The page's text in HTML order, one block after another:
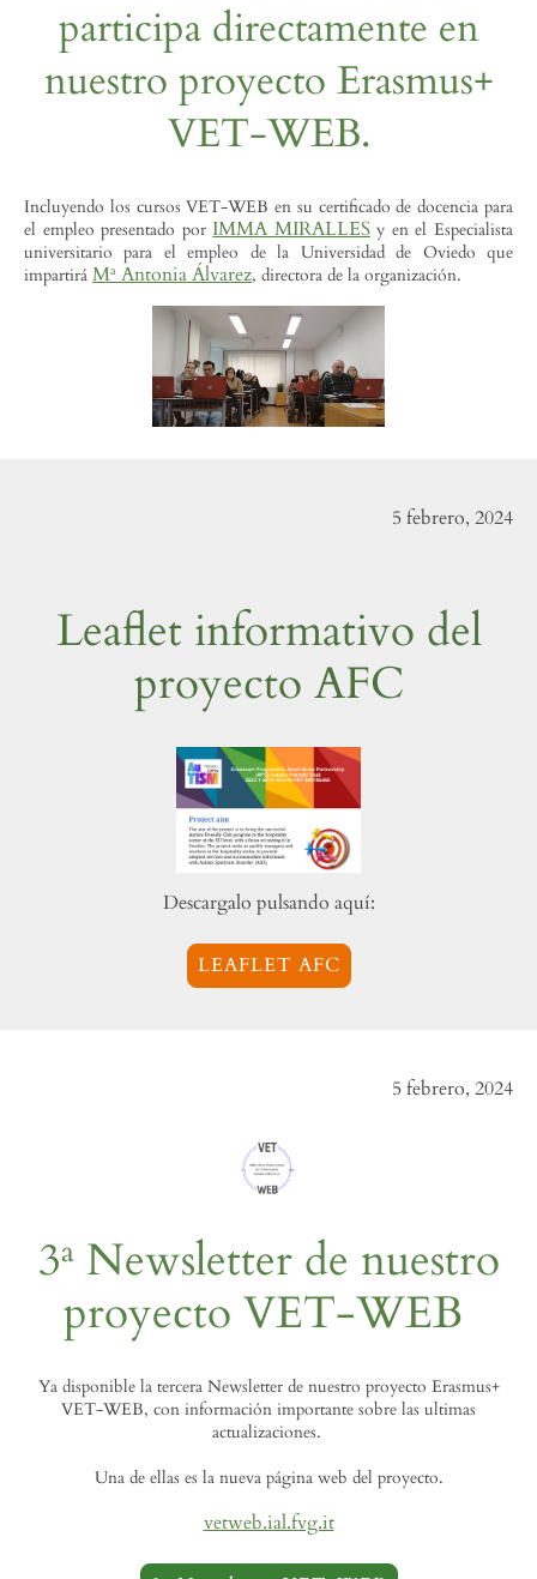
participa directamente en
nuestro proyecto Erasmus+
VET-WEB.
Incluyendo los cursos VET-WEB en su certificado de docencia para
el empleo presentado por IMMA MIRALLESy en el Especialista
universitario para el empleo de la Universidad de Oviedo que
impartirá Mª Antonia Álvarez, directora de la organización.
5 febrero, 2024
Leaflet informativo del
proyecto AFC
Descargalo pulsando aquí:
LEAFLET AFC
5 febrero, 2024
3ª Newsletter de nuestro
proyecto VET-WEB
Ya disponible la tercera Newsletter de nuestro proyecto Erasmus+
VET-WEB, con información importante sobre las ultimas
actualizaciones.
Una de ellas es la nueva página web del proyecto.
vetweb.ial.fvg.it